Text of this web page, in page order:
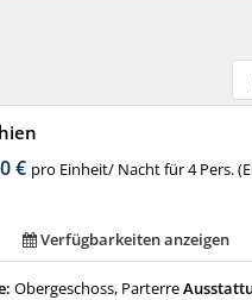
€ pro Einheit/ Nacht für 4 Pers.
Verfügbarkeiten anzeigen
Obergeschoss, Parterre